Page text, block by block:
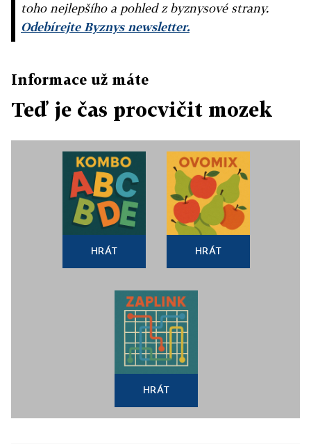
toho nejlepšího a pohled z byznysové strany.
Odebírejte Byznys newsletter.
Informace už máte
Teď je čas procvičit mozek
HRÁT HRÁT
HRÁT